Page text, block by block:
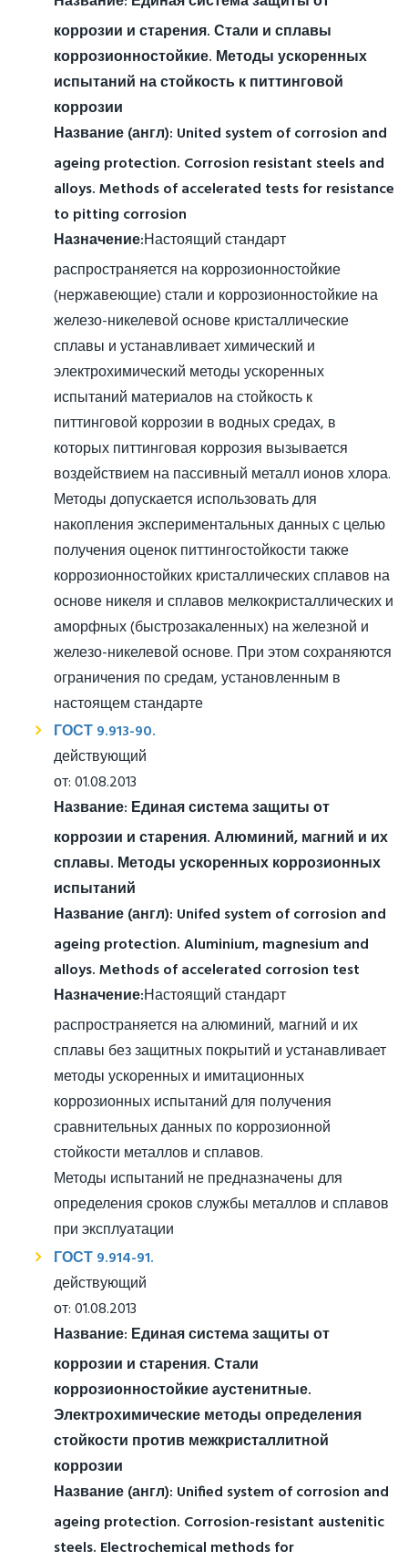
коррозии и старения. Стали и сплавы
коррозионностойкие. Методы ускоренных
испытаний на стойкость к питтинговой
коррозии
Название (англ): United system of corrosion and
ageing protection. Corrosion resistant steels and
alloys. Methods of accelerated tests for resistance
to pitting corrosion
Назначение:Настоящий стандарт
распространяется на коррозионностойкие
(нержавеющие) стали и коррозионностойкие на
железо-никелевой основе кристаллические
сплавы и устанавливает химический и
электрохимический методы ускоренных
испытаний материалов на стойкость к
питтинговой коррозии в водных средах, в
которых питтинговая коррозия вызывается
воздействием на пассивный металл ионов хлора.
Методы допускается использовать для
накопления экспериментальных данных с целью
получения оценок питтингостойкости также
коррозионностойких кристаллических сплавов на
основе никеля и сплавов мелкокристаллических и
аморфных (быстрозакаленных) на железной и
железо-никелевой основе. При этом сохраняются
ограничения по средам, установленным в
настоящем стандарте
ГОСТ 9.913-90.
действующий
от: 01.08.2013
Название: Единая система защиты от
коррозии и старения. Алюминий, магний и их
сплавы. Методы ускоренных коррозионных
испытаний
Название (англ): Unifed system of corrosion and
ageing protection. Aluminium, magnesium and
alloys. Methods of accelerated corrosion test
Назначение:Настоящий стандарт
распространяется на алюминий, магний и их
сплавы без защитных покрытий и устанавливает
методы ускоренных и имитационных
коррозионных испытаний для получения
сравнительных данных по коррозионной
стойкости металлов и сплавов.
Методы испытаний не предназначены для
определения сроков службы металлов и сплавов
при эксплуатации
ГОСТ 9.914-91.
действующий
от: 01.08.2013
Название: Единая система защиты от
коррозии и старения. Стали
коррозионностойкие аустенитные.
Электрохимические методы определения
стойкости против межкристаллитной
коррозии
Название (англ): Unified system of corrosion and
ageing protection. Corrosion-resistant austenitic
steels. Electrochemical methods for